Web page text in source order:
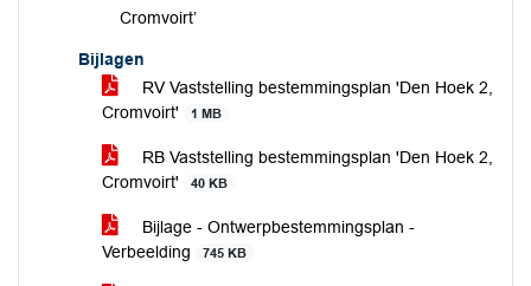
Cromvoirt’
Bijlagen
RV Vaststelling bestemmingsplan 'Den Hoek 2,
Cromvoirt'
1 MB
RB Vaststelling bestemmingsplan 'Den Hoek 2,
Cromvoirt'
40 KB
Bijlage - Ontwerpbestemmingsplan -
Verbeelding
745 KB